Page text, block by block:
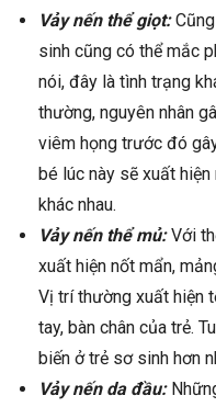
Vảy nến thể giọt:
sinh cũng có thể mắc
nói, đây là tình trạng
thường, nguyên nhân
viêm họng trước đó
bé lúc này sẽ xuất
khác nhau.
Vảy nến thể mủ:Với
xuất hiện nốt mẩn,
Vị trí thường xuất hiện
tay, bàn chân của trẻ.
biến ở trẻ sơ sinh hơn
Vảy nến da đầu: